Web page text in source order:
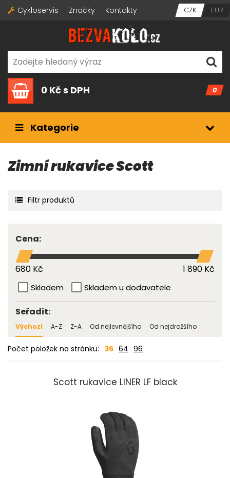
Cykloservis Značky Kontakty CZK EUR
0
0 Kčs DPH
Kategorie
Zimní rukavice Scott
Filtr produktů
Cena:
680 Kč 1 890 Kč
Skladem Skladem u dodavatele
Seřadit:
Výchozí A-Z Z-A Od nejlevnějšího Od nejdražšího
Počet položek na stránku: 36 64 96
Scott rukavice LINER LF black